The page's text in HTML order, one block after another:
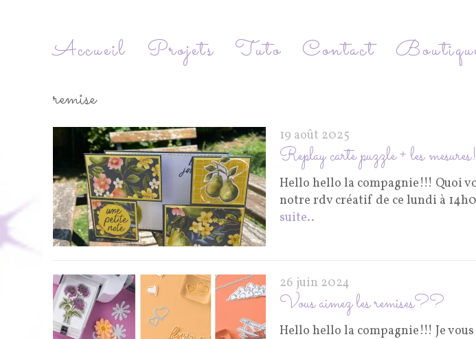
Accueil Projets Tuto Contact
remise
19 août 2025
Replay carte puzzle + les mesures!
Hello hello la compagnie!!! Quoi
notre rdv créatif de ce lundi à
suite..
26 juin 2024
Vous aimez les remises??
Hello hello la compagnie!!! Je